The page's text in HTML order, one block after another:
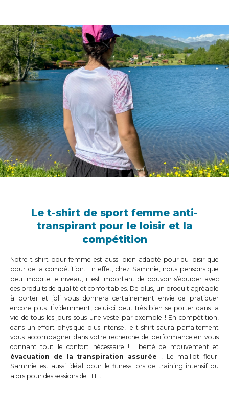
Le t-shirt de sport femme anti-
transpirant pour le loisir et la
compétition
Notre t-shirt pour femme est aussi bien adapté pour du loisir que
pour de la compétition. En effet, chez Sammie, nous pensons que
peu importe le niveau, il est important de pouvoir s’équiper avec
des produits de qualité et confortables. De plus, un produit agréable
à porter et joli vous donnera certainement envie de pratiquer
encore plus. Évidemment, celui-ci peut très bien se porter dans la
vie de tous les jours sous une veste par exemple ! En compétition,
dans un effort physique plus intense, le t-shirt saura parfaitement
vous accompagner dans votre recherche de performance en vous
donnant tout le confort nécessaire ! Liberté de mouvement et
évacuation de la transpiration assurée ! Le maillot fleuri
Sammie est aussi idéal pour le fitness lors de training intensif ou
alors pour des sessions de HIIT.